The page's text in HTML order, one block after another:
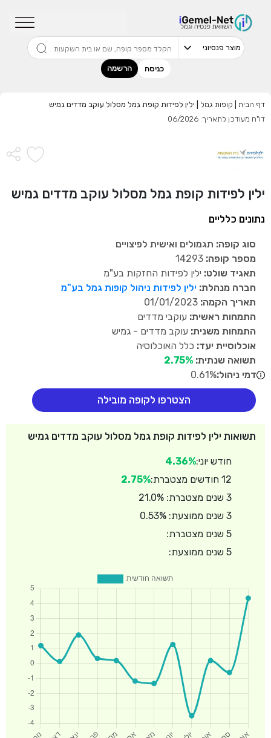
כניסה הרשמה
דף הבית קופות גמל
ילין לפידות קופת גמל מסלול עוקב מדדים גמיש
דו"ח מעודכן לתאריך: 06/2026
ילין לפידות קופת גמל מסלול עוקב מדדים גמיש
נתונים כלליים
סוג קופה: תגמולים ואישית לפיצויים
מספר קופה:
תאגיד שולט: ילין לפידות החזקות בע"מ
חברה מנהלת: ילין לפידות ניהול קופות גמל בע"מ
תאריך הקמה:
התמחות ראשית: עוקבי מדדים
התמחות משנית: עוקב מדדים - גמיש
אוכלוסיית יעד: כלל האוכלוסיה
תשואה שנתית: 2.75%
דמי ניהול:0.61%
הצטרפו לקופה מובילה
תשואות ילין לפידות קופת גמל מסלול עוקב מדדים גמיש
חודש יוני:4.36%
12 חודשים מצטברת:
2.75%
3 שנים מצטברת: 21.0%
3 שנים ממוצעת: 0.53%
5 שנים מצטברת:
5 שנים ממוצעת:
שדרגו למסלול המוביל בתשואה בליווי
מתכנן פיננסי (ללא עלות), השאירו פרטים:
אני מאשר שקראתי ומסכיםלתנאי השימוש והפרטיות
,וכי
או מצדדים שלישיים.